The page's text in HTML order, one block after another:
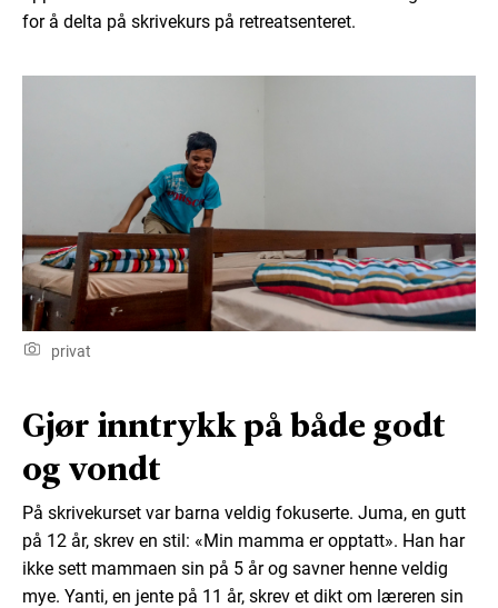
for å delta på skrivekurs på retreatsenteret.
privat
Gjør inntrykk på både godt
og vondt
På skrivekurset var barna veldig fokuserte. Juma, en gutt
på 12 år, skrev en stil: «Min mamma er opptatt». Han har
ikke sett mammaen sin på 5 år og savner henne veldig
mye. Yanti, en jente på 11 år, skrev et dikt om læreren sin